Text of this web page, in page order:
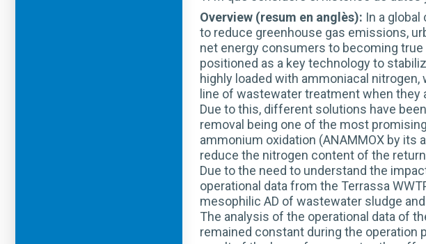
Overview (resum en anglès): In a
to reduce greenhouse gas emissions,
net energy consumers to becoming
positioned as a key technology to
highly loaded with ammoniacal
line of wastewater treatment when
Due to this, different solutions have
removal being one of the most
ammonium oxidation (ANAMMOX by its
reduce the nitrogen content of the
Due to the need to understand the
operational data from the Terrassa
mesophilic AD of wastewater sludge
The analysis of the operational data of
remained constant during the operation